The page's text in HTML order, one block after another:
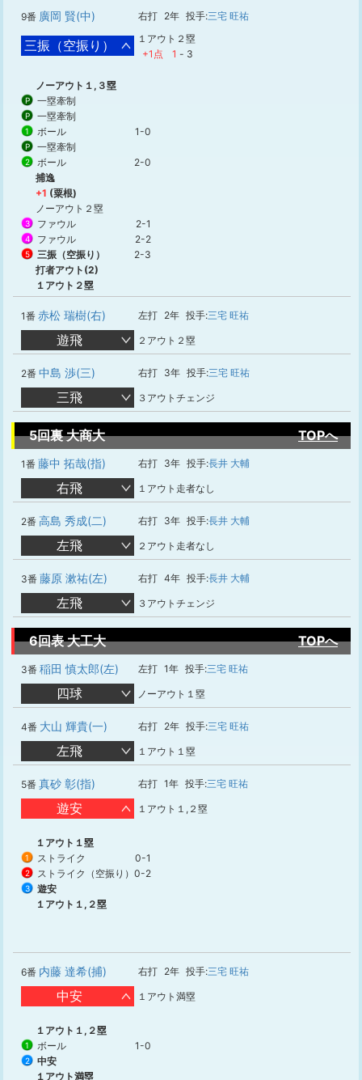
9番 廣岡 賢(中) 右打 2年 投手:三宅 旺祐
三振（空振り）
１アウト２塁
+1点
1 - 3
ノーアウト１,３塁
P 一塁牽制
P 一塁牽制
1 ボール 1-0
P 一塁牽制
2 ボール
2-0
捕逸
+1 (粟根)
ノーアウト２塁
3 ファウル 2-1
4 ファウル 2-2
5 三振（空振り）
2-3
打者アウト(2)
１アウト２塁
1番 赤松 瑞樹(右) 左打 2年 投手:三宅 旺祐
遊飛 ２アウト２塁
2番 中島 渉(三) 右打 3年 投手:三宅 旺祐
三飛 ３アウトチェンジ
5回裏 大商大 TOPへ
1番 藤中 拓哉(指) 右打 3年 投手:長井 大輔
右飛 １アウト走者なし
2番 高島 秀成(二) 右打 3年 投手:長井 大輔
左飛 ２アウト走者なし
3番 藤原 漱祐(左) 右打 4年 投手:長井 大輔
左飛 ３アウトチェンジ
6回表 大工大 TOPへ
3番 稲田 慎太郎(左) 左打 1年 投手:三宅 旺祐
四球 ノーアウト１塁
4番 大山 輝貴(一) 右打 2年 投手:三宅 旺祐
左飛 １アウト１塁
5番 真砂 彰(指) 右打 1年 投手:三宅 旺祐
遊安 １アウト１,２塁
１アウト１塁
1 ストライク 0-1
2 ストライク（空振り） 0-2
3
遊安
１アウト１,２塁
6番 内藤 達希(捕) 右打 2年 投手:三宅 旺祐
中安 １アウト満塁
１アウト１,２塁
1 ボール 1-0
2
中安
１アウト満塁